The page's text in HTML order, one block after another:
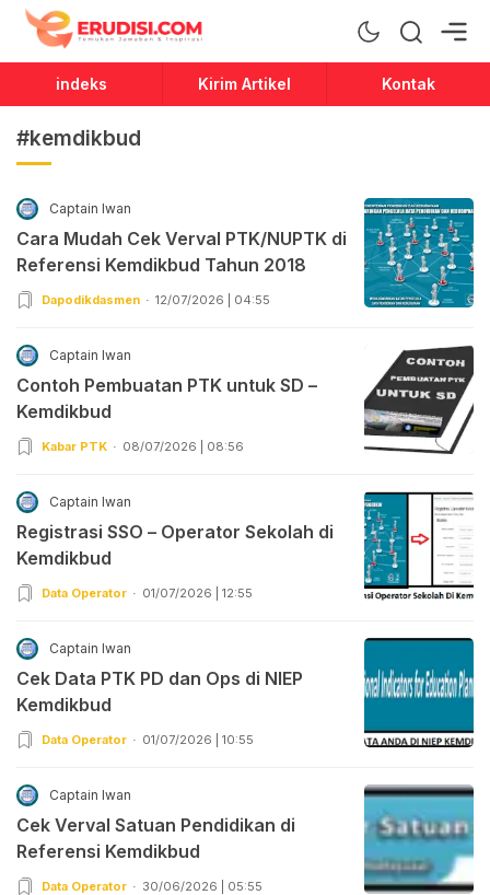
Erudisi
Temukan Jawaban dan Inspirasi
indeks Kirim Artikel Kontak
#kemdikbud
Captain Iwan
Cara Mudah Cek Verval PTK/NUPTK di
Referensi Kemdikbud Tahun 2018
Dapodikdasmen 12/07/2026 | 04:55
Captain Iwan
Contoh Pembuatan PTK untuk SD –
Kemdikbud
Kabar PTK 08/07/2026 | 08:56
Captain Iwan
Registrasi SSO – Operator Sekolah di
Kemdikbud
Data Operator 01/07/2026 | 12:55
Captain Iwan
Cek Data PTK PD dan Ops di NIEP
Kemdikbud
Data Operator 01/07/2026 | 10:55
Captain Iwan
Cek Verval Satuan Pendidikan di
Referensi Kemdikbud
Data Operator 30/06/2026 | 05:55